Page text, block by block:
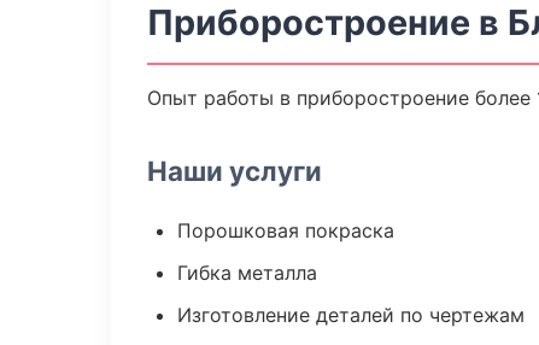
Приборостроение в
Опыт работы в приборостроение
Наши услуги
Порошковая покраска
Гибка металла
Изготовление деталей по чертежам